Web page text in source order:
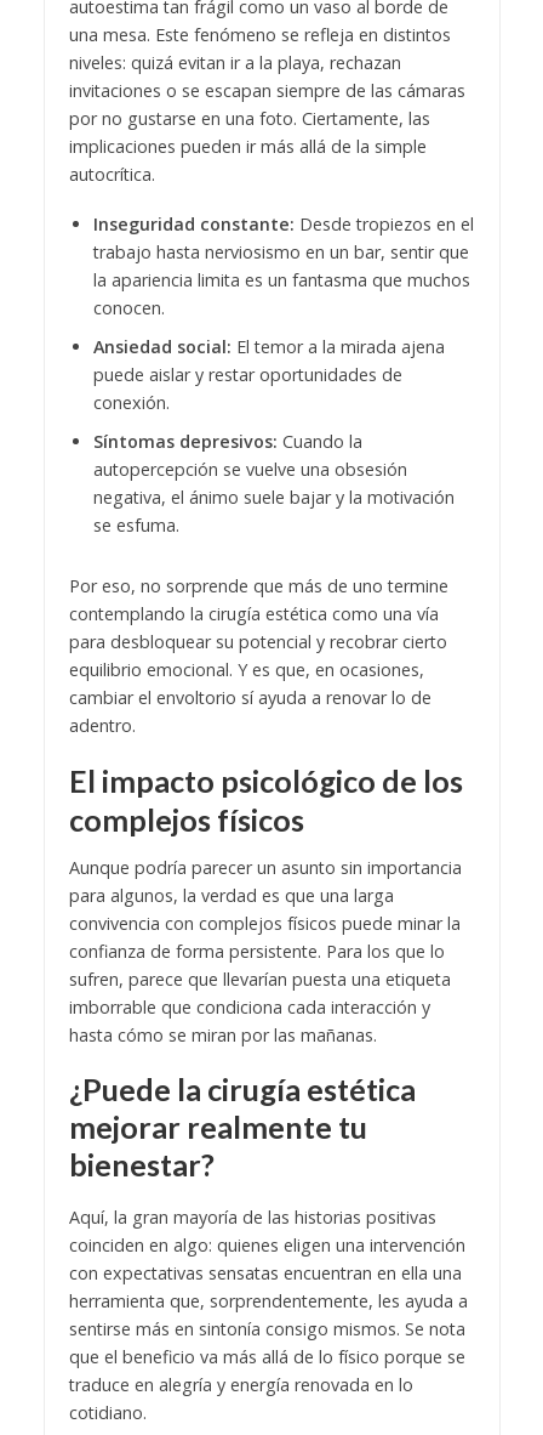
autoestima tan frágil como un vaso al borde de
una mesa. Este fenómeno se refleja en distintos
niveles: quizá evitan ir a la playa, rechazan
invitaciones o se escapan siempre de las cámaras
por no gustarse en una foto. Ciertamente, las
implicaciones pueden ir más allá de la simple
autocrítica.
Inseguridad constante: Desde tropiezos en el
trabajo hasta nerviosismo en un bar, sentir que
la apariencia limita es un fantasma que muchos
conocen.
Ansiedad social: El temor a la mirada ajena
puede aislar y restar oportunidades de
conexión.
Síntomas depresivos: Cuando la
autopercepción se vuelve una obsesión
negativa, el ánimo suele bajar y la motivación
se esfuma.
Por eso, no sorprende que más de uno termine
contemplando la cirugía estética como una vía
para desbloquear su potencial y recobrar cierto
equilibrio emocional. Y es que, en ocasiones,
cambiar el envoltorio sí ayuda a renovar lo de
adentro.
El impacto psicológico de los
complejos físicos
Aunque podría parecer un asunto sin importancia
para algunos, la verdad es que una larga
convivencia con complejos físicos puede minar la
confianza de forma persistente. Para los que lo
sufren, parece que llevarían puesta una etiqueta
imborrable que condiciona cada interacción y
hasta cómo se miran por las mañanas.
¿Puede la cirugía estética
mejorar realmente tu
bienestar?
Aquí, la gran mayoría de las historias positivas
coinciden en algo: quienes eligen una intervención
con expectativas sensatas encuentran en ella una
herramienta que, sorprendentemente, les ayuda a
sentirse más en sintonía consigo mismos. Se nota
que el beneficio va más allá de lo físico porque se
traduce en alegría y energía renovada en lo
cotidiano.